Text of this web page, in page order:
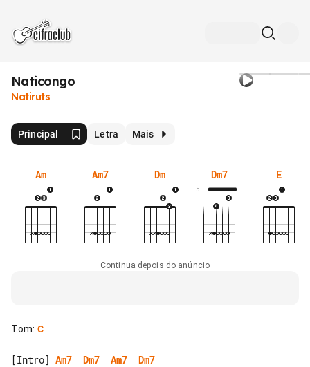
Naticongo
Natiruts
Principal Letra Mais
Am Am7 Dm Dm7
5
E
Continua depois do anúncio
Tom: C
[Intro] Am7 Dm7 Am7
Dm7